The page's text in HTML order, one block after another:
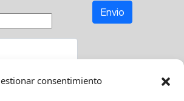
consentimiento
Envio